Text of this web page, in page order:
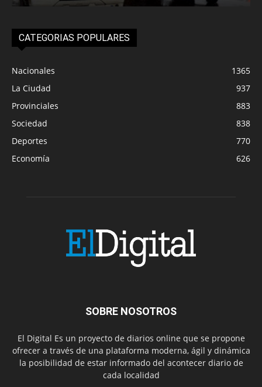
CATEGORIAS POPULARES
Nacionales
1365
La Ciudad
937
Provinciales
883
Sociedad
838
Deportes
770
Economía
626
SOBRE NOSOTROS
El Digital Es un proyecto de diarios online que se propone
ofrecer a través de una plataforma moderna, ágil y dinámica
la posibilidad de estar informado del acontecer diario de
cada localidad